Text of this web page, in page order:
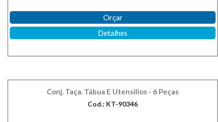
Orçar
Detalhes
Conj. Taça. Tábua E Utensilios - 6 Peças
Cod.: KT-90346